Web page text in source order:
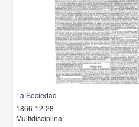
La Sociedad
1866-12-28
Multidisciplina